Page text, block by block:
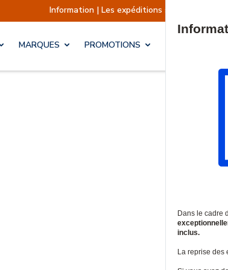
Information | Les expéditions sont actuellement suspendues
MARQUES PROMOTIONS